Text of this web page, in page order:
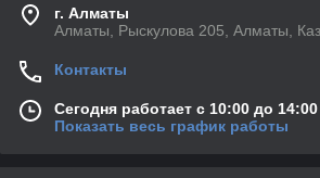
г. Алматы
Алматы, Рыскулова 205, Алматы,
Контакты
Сегодня работает с 10:00 до 14:00
Показать весь график работы